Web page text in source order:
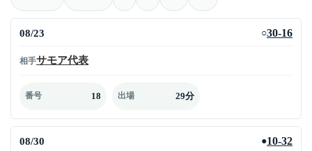
08/23 ○30-16
相手サモア代表
番号 18 出場 29分
08/30 ●10-32